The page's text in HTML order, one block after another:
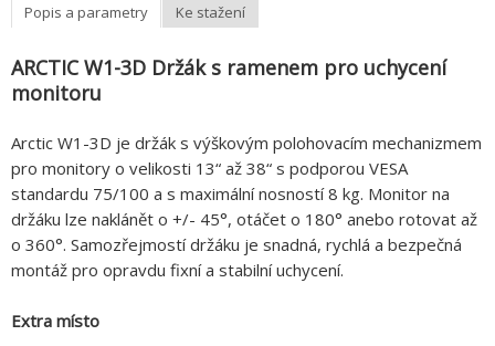
Popis a parametry Ke stažení
ARCTIC W1-3D Držák s ramenem pro uchycení
monitoru
Arctic W1-3D je držák s výškovým polohovacím mechanizmem
pro monitory o velikosti 13“ až 38“ s podporou VESA
standardu 75/100 a s maximální nosností 8 kg. Monitor na
držáku lze naklánět o +/- 45°, otáčet o 180° anebo rotovat až
o 360°. Samozřejmostí držáku je snadná, rychlá a bezpečná
montáž pro opravdu fixní a stabilní uchycení.
Extra místo